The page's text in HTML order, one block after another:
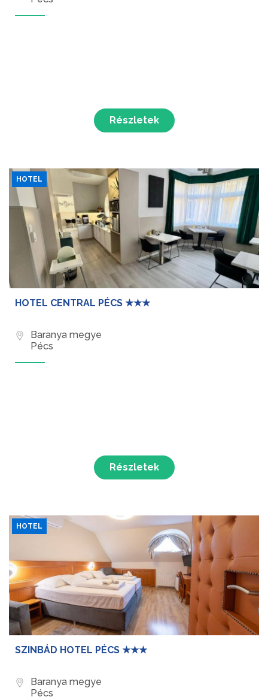
Részletek
HOTEL
HOTEL CENTRAL PÉCS ★★★
Baranya megye
Pécs
Részletek
HOTEL
SZINBÁD HOTEL PÉCS ★★★
Baranya megye
Pécs